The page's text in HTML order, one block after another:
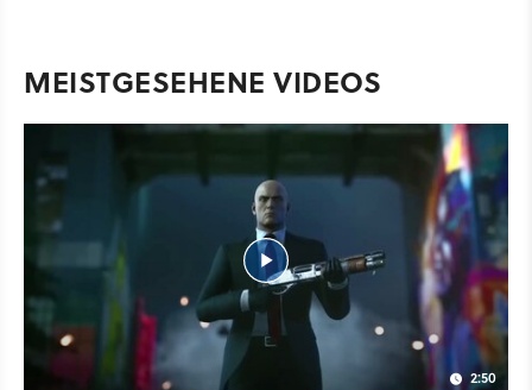
MEISTGESEHENE VIDEOS
2:50